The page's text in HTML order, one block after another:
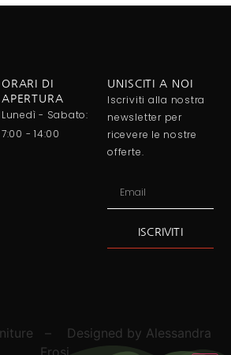
ORARI DI
APERTURA
Lunedì - Sabato:
7:00 - 14:00
UNISCITI A NOI
Iscriviti alla nostra
newsletter per
ricevere le nostre
offerte.
ISCRIVITI
– Designed by Alessandra
Frosi